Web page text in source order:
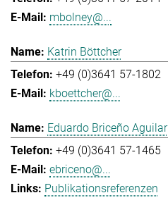
mbolney@...
Katrin Böttcher
+49 (0)3641 57-1802
kboettcher@...
Eduardo Briceño Aguilar
+49 (0)3641 57-1465
ebriceno@...
Publikationsreferenzen